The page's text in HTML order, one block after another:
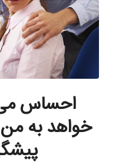
احساس
خواهد به